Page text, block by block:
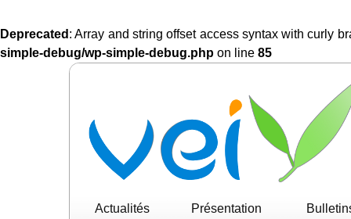
Deprecated : Array and string offset access syntax with curly
simple-debug/wp-simple-debug.php on line 85
Actualités Présentation